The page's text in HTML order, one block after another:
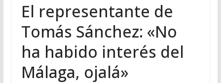
El representante de
Tomás Sánchez: «No
ha habido interés del
Málaga, ojalá»